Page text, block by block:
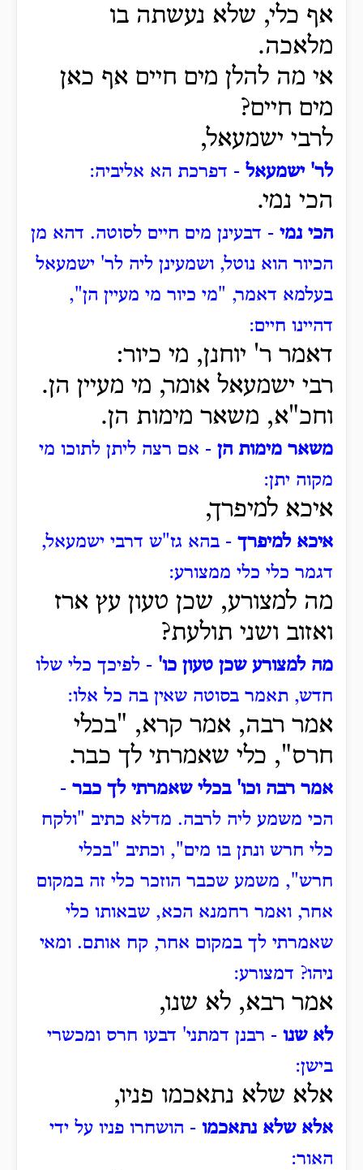
אף כלי, שלא נעשתה בו
מלאכה.
אי מה להלן מים חיים אף כאן
מים חיים?
לרבי ישמעאל,
לר' ישמעאל - דפרכת הא אליביה:
הכי נמי.
הכי נמי - דבעינן מים חיים לסוטה. דהא מן
הכיור הוא נוטל, ושמעינן ליה לר' ישמעאל
בעלמא דאמר, "מי כיור מי מעיין הן",
דהיינו חיים:
דאמר ר' יוחנן, מי כיור:
רבי ישמעאל אומר, מי מעיין הן.
וחכ"א, משאר מימות הן.
משאר מימות הן - אם רצה ליתן לתוכו מי
מקוה יתן:
איכא למיפרך,
איכא למיפרך - בהא גז"ש דרבי ישמעאל,
דגמר כלי כלי ממצורע:
מה למצורע, שכן טעון עץ ארז
ואזוב ושני תולעת?
מה למצורע שכן טעון כו' - לפיכך כלי שלו
חדש, תאמר בסוטה שאין בה כל אלו:
אמר רבה, אמר קרא, "בכלי
חרס", כלי שאמרתי לך כבר.
אמר רבה וכו' בכלי שאמרתי לך כבר -
הכי משמע ליה לרבה. מדלא כתיב "ולקח
כלי חרש ונתן בו מים", וכתיב "בכלי
חרש", משמע שכבר הוזכר כלי זה במקום
אחר, ואמר רחמנא הכא, שבאותו כלי
שאמרתי לך במקום אחר, קח אותם. ומאי
ניהו? דמצורע:
אמר רבא, לא שנו,
לא שנו - רבנן דמתני' דבעו חרס ומכשרי
בישן:
אלא שלא נתאכמו פניו,
אלא שלא נתאכמו - הושחרו פניו על ידי
האור: